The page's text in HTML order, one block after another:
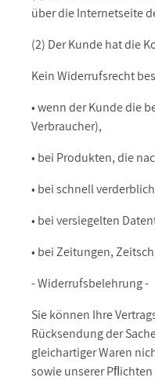
über die Internetseite
(2) Der Kunde hat die
Kein Widerrufsrecht
• wenn der Kunde die
Verbraucher),
• bei Produkten, die
• bei schnell
• bei versiegelten
• bei Zeitungen,
- Widerrufsbelehrung -
Sie können Ihre
Rücksendung der
gleichartiger Waren
sowie unserer